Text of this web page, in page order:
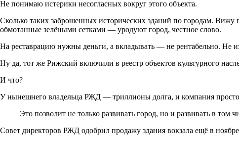
Не понимаю истерики несогласных вокруг этого объекта.
Сколько таких заброшенных исторических зданий по городам. Вижу
обмотанные зелёными сетками — уродуют город, честное слово.
На реставрацию нужны деньги, а вкладывать — не рентабельно. Не
Ну да, тот же Рижский включили в реестр объектов культурного
И что?
У нынешнего владельца РЖД — триллионы долга, и компания
Это позволит не только развивать город, но и развивать в
Совет директоров РЖД одобрил продажу здания вокзала ещё в